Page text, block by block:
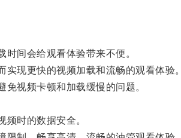
间会给观看体验带来不便。
现更快的视频加载和流畅的观看体验。
视频卡顿和加载缓慢的问题。
时的数据安全。